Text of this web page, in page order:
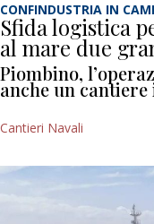
CONFINDUSTRIA IN
Sfida logistica
al mare due
Piombino,
anche un
Cantieri Navali